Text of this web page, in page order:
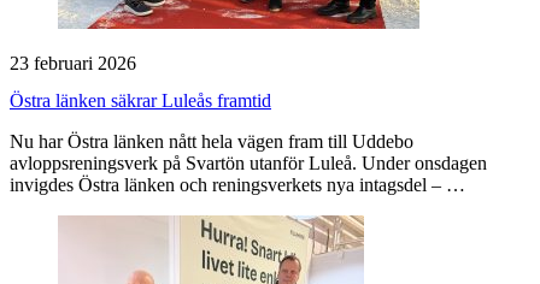
23 februari 2026
Östra länken säkrar Luleås framtid
Nu har Östra länken nått hela vägen fram till Uddebo
avloppsreningsverk på Svartön utanför Luleå. Under onsdagen
invigdes Östra länken och reningsverkets nya intagsdel – …